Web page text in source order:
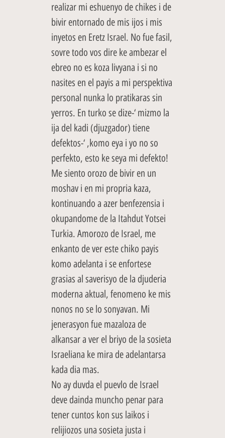
realizar mi eshuenyo de chikes i de
bivir entornado de mis ijos i mis
inyetos en Eretz Israel. No fue fasil,
sovre todo vos dire ke ambezar el
ebreo no es koza livyana i si no
nasites en el payis a mi perspektiva
personal nunka lo pratikaras sin
yerros. En turko se dize-‘ mizmo la
ija del kadi (djuzgador) tiene
defektos-‘ ,komo eya i yo no so
perfekto, esto ke seya mi defekto!
Me siento orozo de bivir en un
moshav i en mi propria kaza,
kontinuando a azer benfezensia i
okupandome de la Itahdut Yotsei
Turkia. Amorozo de Israel, me
enkanto de ver este chiko payis
komo adelanta i se enfortese
grasias al saverisyo de la djuderia
moderna aktual, fenomeno ke mis
nonos no se lo sonyavan. Mi
jenerasyon fue mazaloza de
alkansar a ver el briyo de la sosieta
Israeliana ke mira de adelantarsa
kada dia mas.
No ay duvda el puevlo de Israel
deve dainda muncho penar para
tener cuntos kon sus laikos i
relijiozos una sosieta justa i